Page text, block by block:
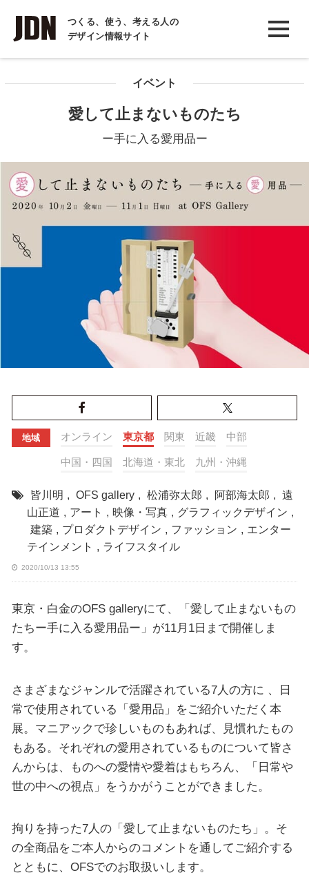
つくる、使う、考える人の
デザイン情報サイト
INTERVIEW
インタビュー
イベント
愛して止まないものたち
ー手に入る愛用品ー
地域 オンライン 東京都 関東 近畿 中部
中国・四国 北海道・東北 九州・沖縄
皆川明 , OFS gallery , 松浦弥太郎 , 阿部海太郎 , 遠
山正道 , アート , 映像・写真 , グラフィックデザイン ,
建築 , プロダクトデザイン , ファッション , エンター
テインメント , ライフスタイル
2020/10/13 13:55
東京・白金のOFS galleryにて、「愛して止まないもの
たちー手に入る愛用品ー」が11月1日まで開催しま
す。
さまざまなジャンルで活躍されている7人の方に 、日
常で使用されている「愛用品」をご紹介いただく本
展。マニアックで珍しいものもあれば、見慣れたもの
もある。それぞれの愛用されているものについて皆さ
んからは、ものへの愛情や愛着はもちろん、「日常や
世の中への視点」をうかがうことができました。
拘りを持った7人の「愛して止まないものたち」。そ
の全商品をご本人からのコメントを通してご紹介する
とともに、OFSでのお取扱いします。